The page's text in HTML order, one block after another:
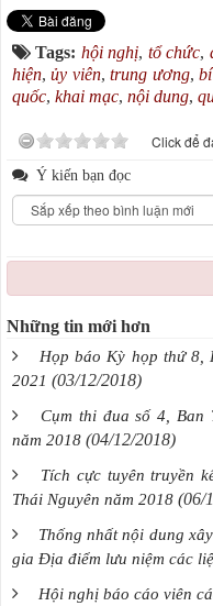
Tags: hội nghị, tổ chức,
hiện,ủy viên,trung ương,
quốc, khai mạc, nội dung,
Click để
Ý kiến bạn đọc
Những tin mới hơn
Họp báo Kỳ họp thứ 8,
2021 (03/12/2018)
Cụm thi đua số 4, Ban
năm 2018 (04/12/2018)
Tích cực tuyên truyền
Thái Nguyên năm 2018 (06/
Thống nhất nội dung
gia Địa điểm lưu niệm các
Hội nghị báo cáo viên